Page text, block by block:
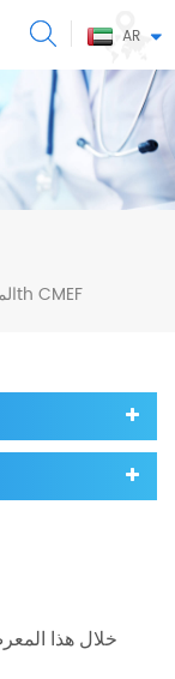
AR
المعرض الطبي 90th CMEF